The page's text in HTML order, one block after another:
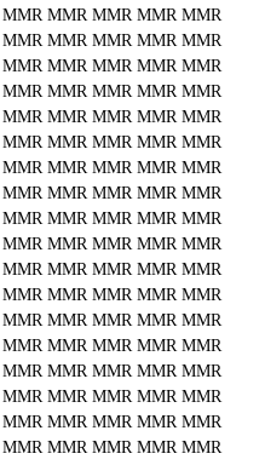
MMR MMR MMR MMR MMR
MMR MMR MMR MMR MMR
MMR MMR MMR MMR MMR
MMR MMR MMR MMR MMR
MMR MMR MMR MMR MMR
MMR MMR MMR MMR MMR
MMR MMR MMR MMR MMR
MMR MMR MMR MMR MMR
MMR MMR MMR MMR MMR
MMR MMR MMR MMR MMR
MMR MMR MMR MMR MMR
MMR MMR MMR MMR MMR
MMR MMR MMR MMR MMR
MMR MMR MMR MMR MMR
MMR MMR MMR MMR MMR
MMR MMR MMR MMR MMR
MMR MMR MMR MMR MMR
MMR MMR MMR MMR MMR